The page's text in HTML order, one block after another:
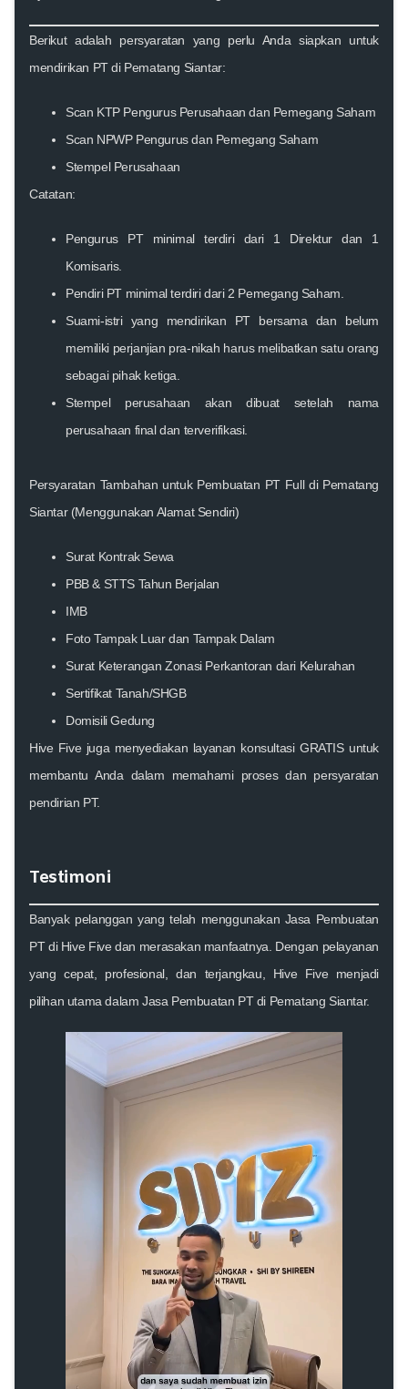
Berikut adalah persyaratan yang perlu Anda siapkan untuk
mendirikan PT di Pematang Siantar:
Scan KTP Pengurus Perusahaan dan Pemegang Saham
Scan NPWP Pengurus dan Pemegang Saham
Stempel Perusahaan
Catatan:
Pengurus PT minimal terdiri dari 1 Direktur dan 1
Komisaris.
Pendiri PT minimal terdiri dari 2 Pemegang Saham.
Suami-istri yang mendirikan PT bersama dan belum
memiliki perjanjian pra-nikah harus melibatkan satu orang
sebagai pihak ketiga.
Stempel perusahaan akan dibuat setelah nama
perusahaan final dan terverifikasi.
Persyaratan Tambahan untuk Pembuatan PT Full di Pematang
Siantar (Menggunakan Alamat Sendiri)
Surat Kontrak Sewa
PBB & STTS Tahun Berjalan
IMB
Foto Tampak Luar dan Tampak Dalam
Surat Keterangan Zonasi Perkantoran dari Kelurahan
Sertifikat Tanah/SHGB
Domisili Gedung
Hive Five juga menyediakan layanan konsultasi GRATIS untuk
membantu Anda dalam memahami proses dan persyaratan
pendirian PT.
Testimoni
Banyak pelanggan yang telah menggunakan Jasa Pembuatan
PT di Hive Five dan merasakan manfaatnya. Dengan pelayanan
yang cepat, profesional, dan terjangkau, Hive Five menjadi
pilihan utama dalam Jasa Pembuatan PTdi Pematang Siantar.